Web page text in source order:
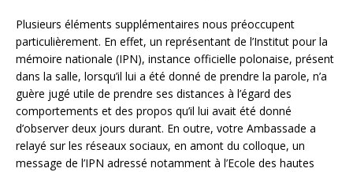
Plusieurs éléments supplémentaires nous préoccupent
particulièrement. En effet, un représentant de l’Institut pour la
mémoire nationale (IPN), instance officielle polonaise, présent
dans la salle, lorsqu’il lui a été donné de prendre la parole, n’a
guère jugé utile de prendre ses distances à l’égard des
comportements et des propos qu’il lui avait été donné
d’observer deux jours durant. En outre, votre Ambassade a
relayé sur les réseaux sociaux, en amont du colloque, un
message de l’IPN adressé notamment à l’Ecole des hautes